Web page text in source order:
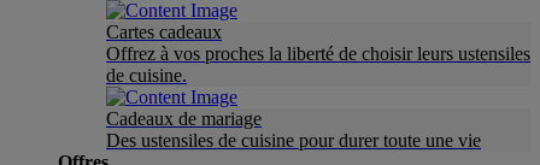
Cartes cadeaux
Offrez à vos proches la liberté de choisir leurs ustensiles
de cuisine.
Cadeaux de mariage
Des ustensiles de cuisine pour durer toute une vie